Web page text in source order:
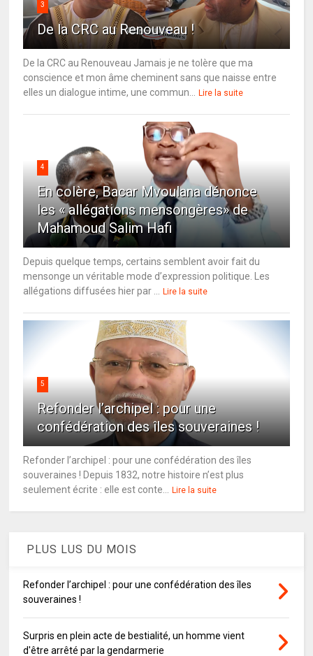
3
De la CRC au Renouveau !
De la CRC au Renouveau Jamais je ne tolère que ma
conscience et mon âme cheminent sans que naisse entre
elles un dialogue intime, une commun...
Lire la suite
4
En colère, Bacar Mvoulana dénonce
les « allégations mensongères» de
Mahamoud Salim Hafi
Depuis quelque temps, certains semblent avoir fait du
mensonge un véritable mode d’expression politique. Les
allégations diffusées hier par ...
Lire la suite
5
Refonder l’archipel : pour une
confédération des îles souveraines !
Refonder l’archipel : pour une confédération des îles
souveraines ! Depuis 1832, notre histoire n’est plus
seulement écrite : elle est conte...
Lire la suite
PLUS LUS DU MOIS
Refonder l’archipel : pour une confédération des îles
souveraines !
Surpris en plein acte de bestialité, un homme vient
d'être arrêté par la gendarmerie